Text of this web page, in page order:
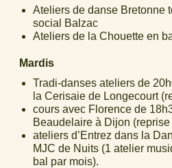
Ateliers de danse Bretonne
social Balzac
Ateliers de la Chouette en
Mardis
Tradi-danses ateliers de
la Cerisaie de Longecourt
cours avec Florence de
Beaudelaire à Dijon (reprise
ateliers d’Entrez dans la
MJC de Nuits (1 atelier
bal par mois).